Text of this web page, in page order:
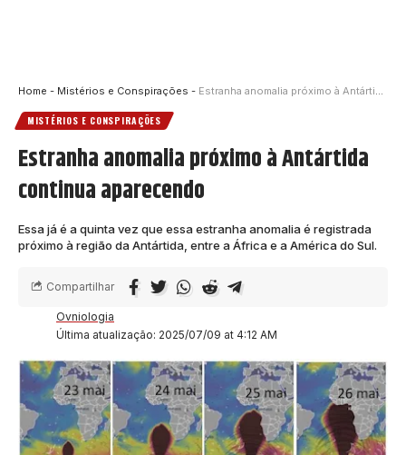
Home - Mistérios e Conspirações - Estranha anomalia próximo à Antártida continua aparecendo
MISTÉRIOS E CONSPIRAÇÕES
Estranha anomalia próximo à Antártida
continua aparecendo
Essa já é a quinta vez que essa estranha anomalia é registrada
próximo à região da Antártida, entre a África e a América do Sul.
Última atualização: 2025/07/09 at 4:12 AM
Ovniologia
Compartilhar